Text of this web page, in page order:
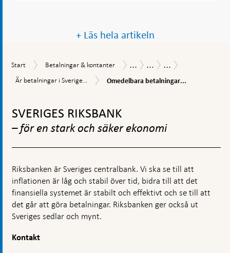
+ Läs hela artikeln
Start
Start
Betalningar
kontanter
Betalningar & kontanter Betalningsrapport
...
Betalningsrapport
...
Säkerhet,
och
...
Är
Sverige
effektiva?
Är betalningar i Sverige...
Omedelbara
Omedelbara betalningar...
toppnavigation
SVERIGES RIKSBANK
– för en stark och säker ekonomi
Riksbanken är Sveriges centralbank. Vi ska se till att
inflationen är låg och stabil över tid, bidra till att det
finansiella systemet är stabilt och effektivt och se till att
det går att göra betalningar. Riksbanken ger också ut
Sveriges sedlar och mynt.
Kontakt